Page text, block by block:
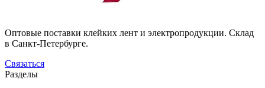
Оптовые поставки клейких лент и электропродукции. Склад
в Санкт-Петербурге.
Связаться
Разделы